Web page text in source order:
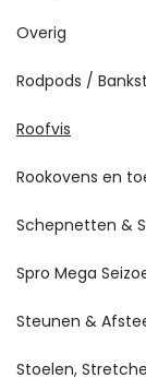
Overig
Rodpods /
Roofvis
Rookovens en
Schepnetten &
Spro Mega
Steunen &
Stoelen,